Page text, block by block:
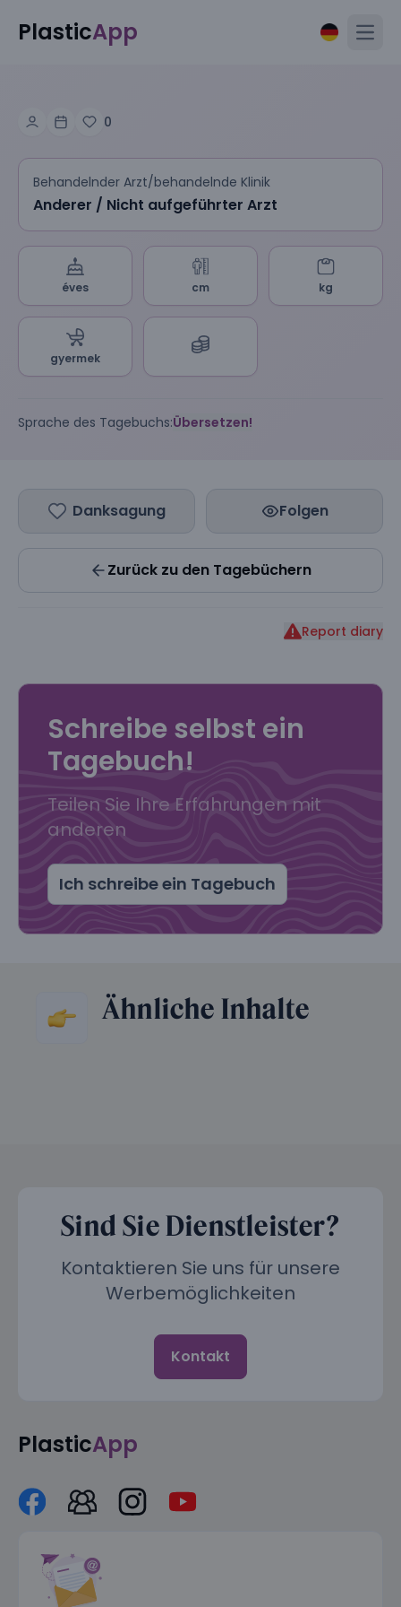
PlasticApp
0
Behandelnder Arzt/behandelnde Klinik
Anderer / Nicht aufgeführter Arzt
éves cm kg
gyermek
Sprache des Tagebuchs:Übersetzen!
Danksagung Folgen
Zurück zu den Tagebüchern
Report diary
Schreibe selbst ein
Tagebuch!
Teilen Sie Ihre Erfahrungen mit
anderen
Ich schreibe ein Tagebuch
Ähnliche Inhalte
Sind Sie Dienstleister?
Kontaktieren Sie uns für unsere
Werbemöglichkeiten
Kontakt
PlasticApp